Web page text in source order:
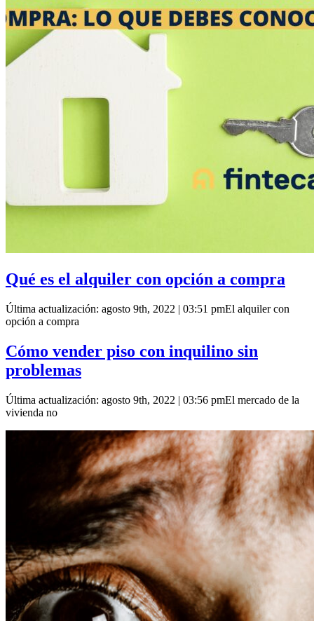
Qué es el alquiler con opción a compra
Última actualización: agosto 9th, 2022 | 03:51 pmEl alquiler con
opción a compra
Cómo vender piso con inquilino sin
problemas
Última actualización: agosto 9th, 2022 | 03:56 pmEl mercado de la
vivienda no